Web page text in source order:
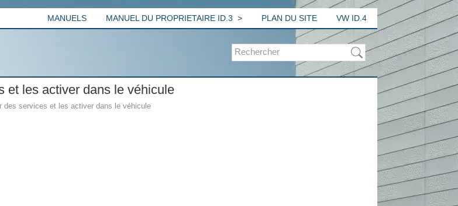
MANUELS MANUEL DU PROPRIETAIRE ID.3 PLAN DU SITE VW ID.4
et les activer dans le véhicule
des services et les activer dans le véhicule